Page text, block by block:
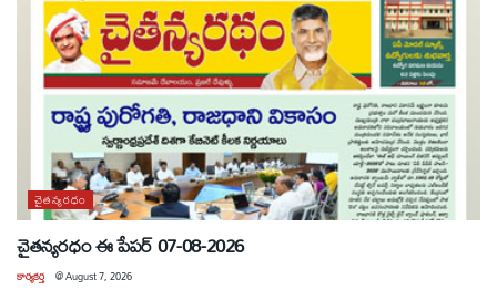
చైతన్యరధం
చైతన్యరధం ఈ పేపర్ 07-08-2026
కార్యకర్త @August 7, 2026